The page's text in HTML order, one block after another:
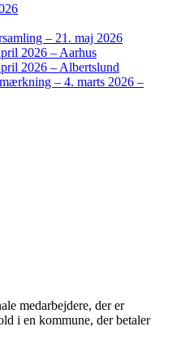
– 21. maj 2026
2026 – Aarhus
2026 – Albertslund
– 4. marts 2026 –
medarbejdere, der er
i en kommune, der betaler